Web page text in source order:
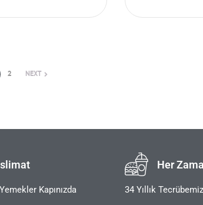
2 NEXT
Kapınızda
Her
34 Yıllık